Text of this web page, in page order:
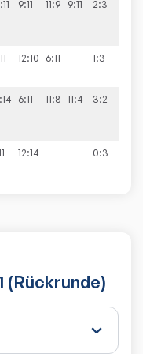
9:11 11:9 9:11 2:3
12:10 6:11 1:3
6:11 11:8 11:4 3:2
12:14 0:3
(Rückrunde)